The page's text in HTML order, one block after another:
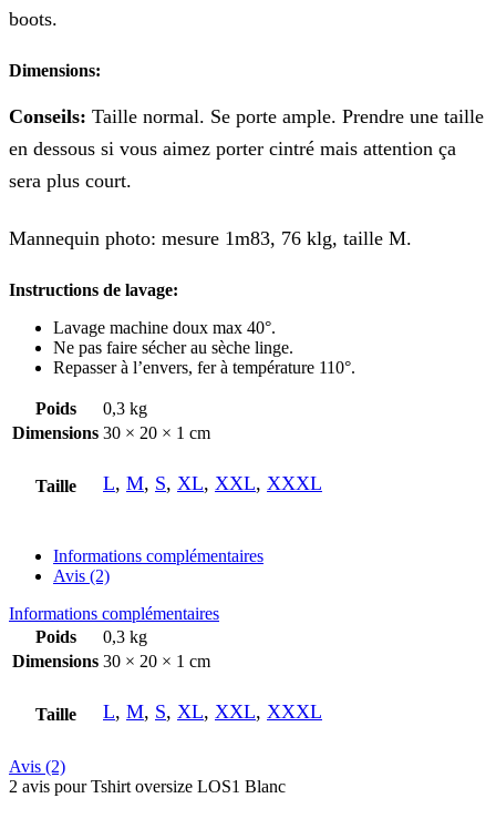
boots.
Dimensions:
Conseils: Taille normal. Se porte ample. Prendre une taille
en dessous si vous aimez porter cintré mais attention ça
sera plus court.
Mannequin photo: mesure 1m83, 76 klg, taille M.
Instructions de lavage:
Lavage machine doux max 40°.
Ne pas faire sécher au sèche linge.
Repasser à l’envers, fer à température 110°.
Poids
0,3 kg
Dimensions 30 × 20 × 1 cm
Taille L, M, S, XL, XXL, XXXL
Informations complémentaires
Avis (2)
Informations complémentaires
Poids
0,3 kg
Dimensions 30 × 20 × 1 cm
Taille L, M, S, XL, XXL, XXXL
Avis (2)
2 avis pourTshirt oversize LOS1 Blanc